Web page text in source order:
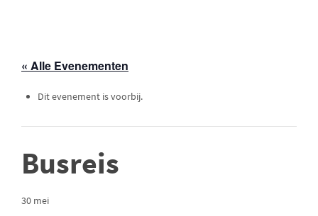
« Alle Evenementen
Dit evenement is voorbij.
Busreis
30 mei